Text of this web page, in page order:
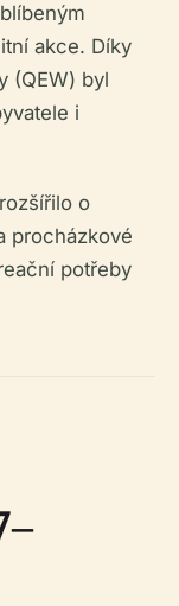
akce. Díky
(QEW) byl
i
o
procházkové
potřeby